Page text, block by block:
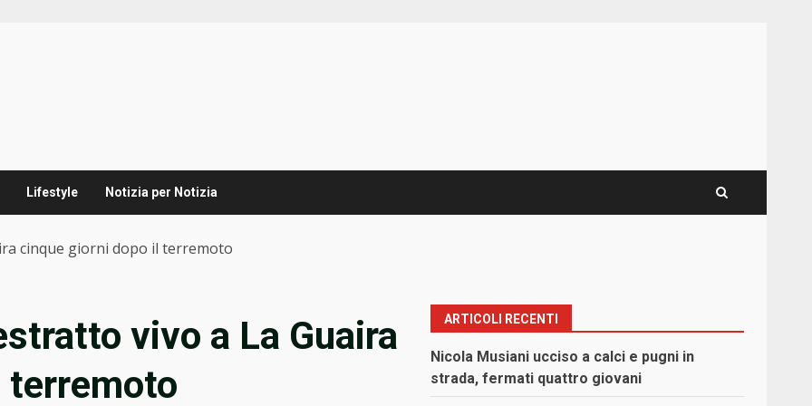
Lifestyle Notizia per Notizia
cinque giorni dopo il terremoto
vivo a La Guaira
terremoto
ARTICOLI RECENTI
Nicola Musiani ucciso a calci e pugni in
strada, fermati quattro giovani